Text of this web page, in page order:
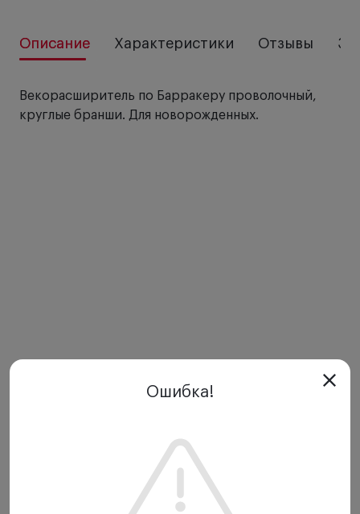
Описание Характеристики Отзывы
Векорасширитель по Барракеру проволочный,
круглые бранши. Для новорожденных.
Ошибка!